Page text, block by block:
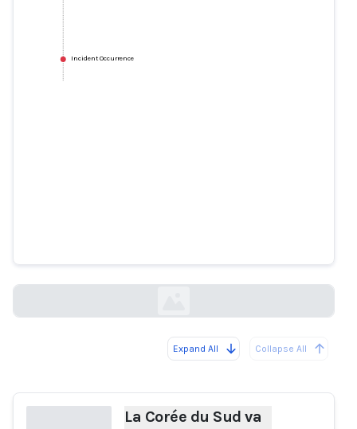
Incident Occurrence
Expand All Collapse All
La Corée du Sud va